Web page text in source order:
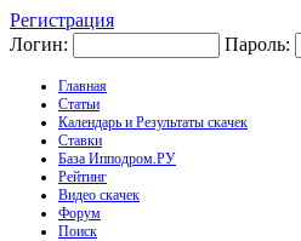
Регистрация
Логин:
Пароль:
Главная
Статьи
Календарь и Результаты скачек
Ставки
База Ипподром.РУ
Рейтинг
Видео скачек
Форум
Поиск